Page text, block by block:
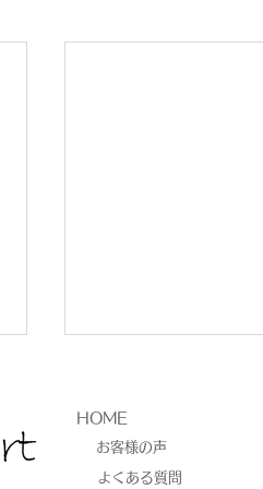
HOME
お客様の声
よくある質問